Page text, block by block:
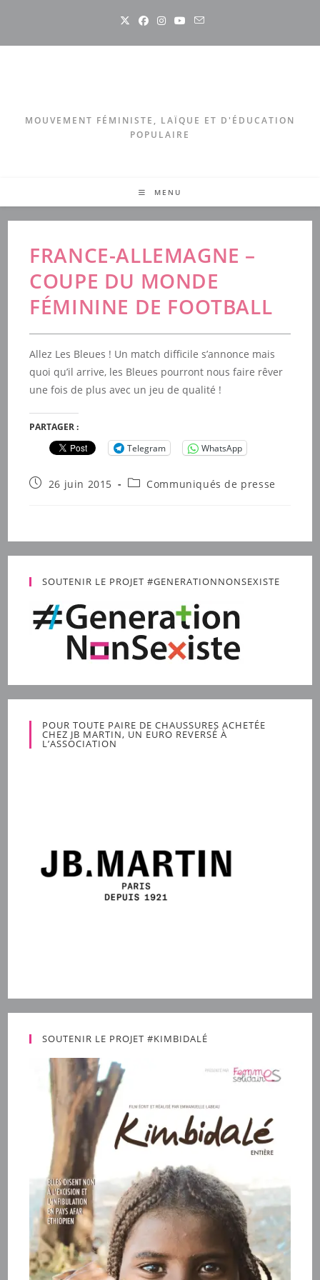
content
MOUVEMENT FÉMINISTE, LAÏQUE ET D'ÉDUCATION
POPULAIRE
MENU
FRANCE-ALLEMAGNE –
COUPE DU MONDE
FÉMININE DE FOOTBALL
Allez Les Bleues ! Un match difficile s’annonce mais
quoi qu’il arrive, les Bleues pourront nous faire rêver
une fois de plus avec un jeu de qualité !
PARTAGER :
Telegram
WhatsApp
Publication
26 juin 2015
PostCommuniqués de presse
SOUTENIR LE PROJET #GENERATIONNONSEXISTE
POUR TOUTE PAIRE DE CHAUSSURES ACHETÉE
CHEZ JB MARTIN, UN EURO REVERSÉ À
L’ASSOCIATION
SOUTENIR LE PROJET #KIMBIDALÉ